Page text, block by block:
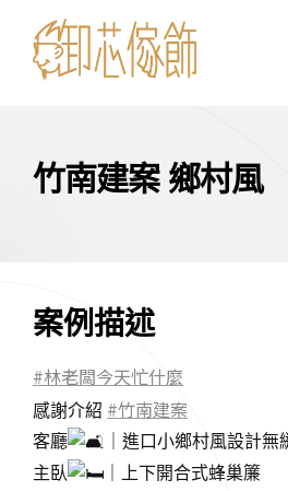
竹南建案 鄉村風
案例描述
#林老闆今天忙什麼
感謝介紹 #竹南建案
客廳
｜進口小鄉村風設計
主臥
｜上下開合式蜂巢簾